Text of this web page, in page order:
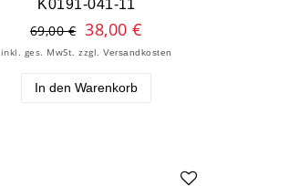
K0191-041-11
69,00 € 38,00 €
inkl. ges. MwSt. zzgl.Versandkosten
In den Warenkorb